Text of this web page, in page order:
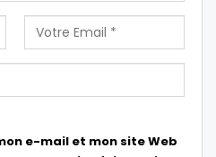
e-mail et mon site Web